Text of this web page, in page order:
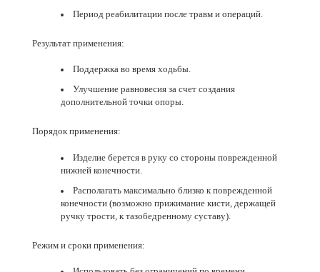
Период реабилитации после травм и операций.
Результат применения:
Поддержка во время ходьбы.
Улучшение равновесия за счет создания
дополнительной точки опоры.
Порядок применения:
Изделие берется в руку со стороны поврежденной
нижней конечности.
Располагать максимально близко к поврежденной
конечности (возможно прижимание кисти, держащей
ручку трости, к тазобедренному суставу).
Режим и сроки применения: